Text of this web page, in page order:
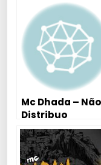
Mc Dhada – Não
Distribuo
Simpatia 2018